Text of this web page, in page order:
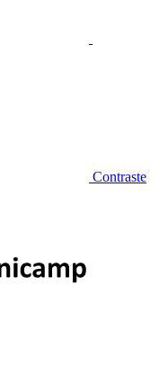
Contraste